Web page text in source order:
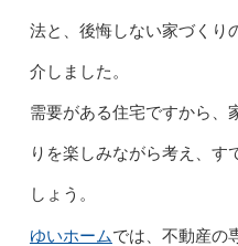
法と、後悔しない家づくり
介しました。
需要がある住宅ですから、
りを楽しみながら考え、す
しょう。
ゆいホームでは、不動産の